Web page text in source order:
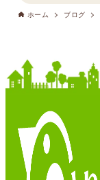
ホーム ブログ